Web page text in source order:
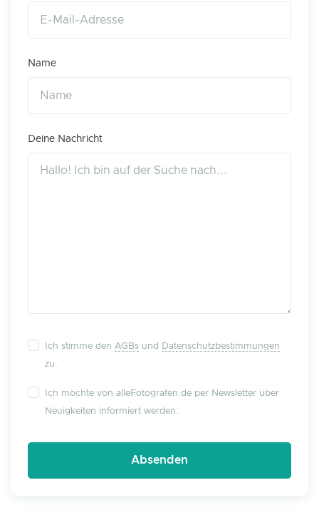
Name
Deine Nachricht
Ich stimme den AGBs und
Datenschutzbestimmungen
zu.
Ich möchte von alleFotografen.de per Newsletter über
Neuigkeiten informiert werden.